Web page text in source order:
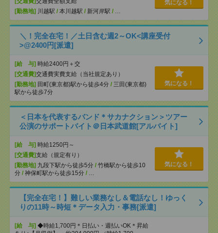
[勤務地] 川越駅 / 本川越駅 / 新河岸駅 / …
気になる！
＼！完全在宅！／土日含む週2～OK<講座受付
>@2400円[派遣]
[給 与] 時給2400円＋交
[交通費]交通費実費支給（当社規定あり）
[勤務地] 田町(東京都)駅から徒歩4分 / 三田(東京都)
駅から徒歩7分
気になる！
＜日本を代表するバンド＊サカナクション＞ツアー
公演のサポートバイト＠日本武道館[アルバイト]
[給 与] 時給1250円～
[交通費]支給（規定有り）
[勤務地] 九段下駅から徒歩5分 / 竹橋駅から徒歩10
分 / 神保町駅から徒歩15分 / …
気になる！
【完全在宅！】難しい業務なし＆電話なし！ゆっく
りの11時～時短＊データ入力・事務[派遣]
[給 与] ◆時給1,700円＊日払い・週払いOK＊昇給